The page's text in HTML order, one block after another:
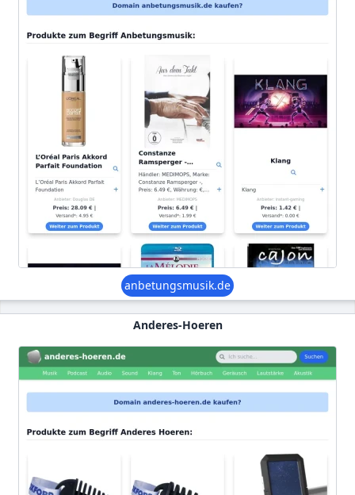
anbetungsmusik.de
Anderes-Hoeren